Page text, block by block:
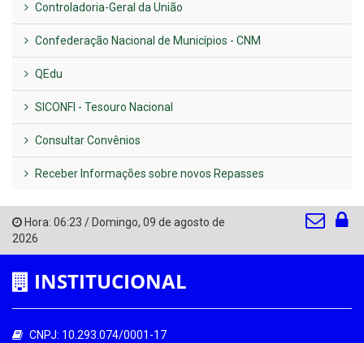
Controladoria-Geral da União
Confederação Nacional de Municípios - CNM
QEdu
SICONFI - Tesouro Nacional
Consultar Convênios
Receber Informações sobre novos Repasses
Hora: 06:23 / Domingo, 09 de agosto de
2026
INSTITUCIONAL
CNPJ: 10.293.074/0001-17